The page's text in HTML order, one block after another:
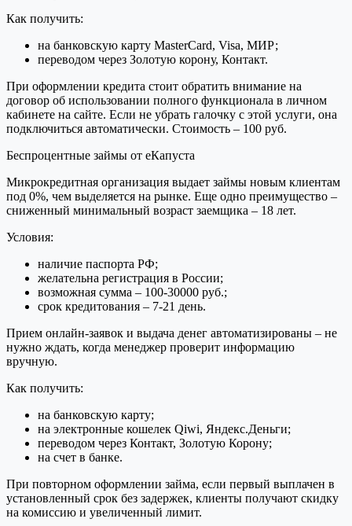
Как получить:
на банковскую карту MasterCard, Visa, МИР;
переводом через Золотую корону, Контакт.
При оформлении кредита стоит обратить внимание на
договор об использовании полного функционала в личном
кабинете на сайте. Если не убрать галочку с этой услуги, она
подключиться автоматически. Стоимость – 100 руб.
Беспроцентные займы от еКапуста
Микрокредитная организация выдает займы новым клиентам
под 0%, чем выделяется на рынке. Еще одно преимущество –
сниженный минимальный возраст заемщика – 18 лет.
Условия:
наличие паспорта РФ;
желательна регистрация в России;
возможная сумма – 100-30000 руб.;
срок кредитования – 7-21 день.
Прием онлайн-заявок и выдача денег автоматизированы – не
нужно ждать, когда менеджер проверит информацию
вручную.
Как получить:
на банковскую карту;
на электронные кошелек Qiwi, Яндекс.Деньги;
переводом через Контакт, Золотую Корону;
на счет в банке.
При повторном оформлении займа, если первый выплачен в
установленный срок без задержек, клиенты получают скидку
на комиссию и увеличенный лимит.